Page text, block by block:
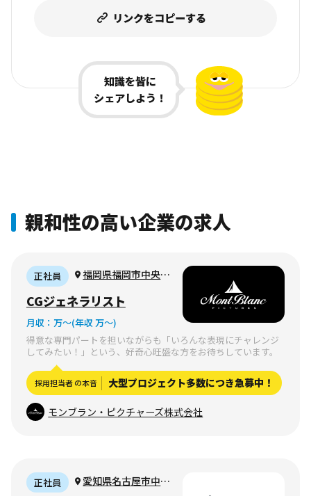
知識を皆に
シェアしよう！
リンクをコピーする
親和性の高い企業の求人
正社員
福岡県福岡市中央区
3F
CGジェネラリスト
月収： 万〜(年収 万〜)
得意な専門パートを担いながらも「いろんな表現にチャレンジ
してみたい！」という、好奇心旺盛な方をお待ちしています。
採用担当者 の本音 大型プロジェクト多数につき急募中！
モンブラン・ピクチャーズ株式会社
正社員
愛知県名古屋市中村